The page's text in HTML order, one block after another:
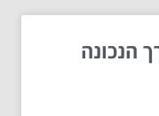
הנכונה